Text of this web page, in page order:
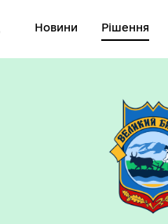
Новини Рішення
Великобичківської ТГ